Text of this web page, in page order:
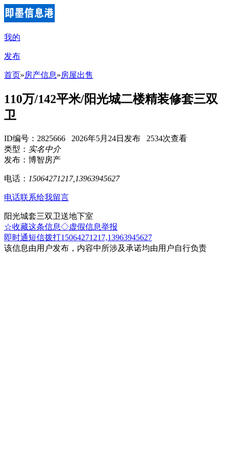
我的
发布
首页»房产信息»房屋出售
110万/142平米/阳光城二楼精装修套三双
卫
ID编号：2825666 2026年5月24日发布 2534次查看
类型： 实名中介
发布：博智房产
电话： 15064271217,13963945627
电话联系给我留言
阳光城套三双卫送地下室
☆收藏这条信息◇虚假信息举报
即时通短信拨打15064271217,13963945627
该信息由用户发布，内容中所涉及承诺均由用户自行负责